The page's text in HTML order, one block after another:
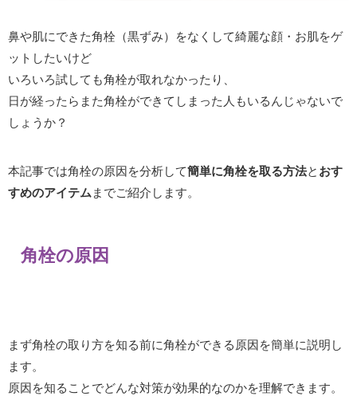
鼻や肌にできた角栓（黒ずみ）をなくして綺麗な顔・お肌をゲ
ットしたいけど
いろいろ試しても角栓が取れなかったり、
日が経ったらまた角栓ができてしまった人もいるんじゃないで
しょうか？
本記事では角栓の原因を分析して簡単に角栓を取る方法と おす
すめのアイテムまでご紹介します。
角栓の原因
まず角栓の取り方を知る前に角栓ができる原因を簡単に説明し
ます。
原因を知ることでどんな対策が効果的なのかを理解できます。